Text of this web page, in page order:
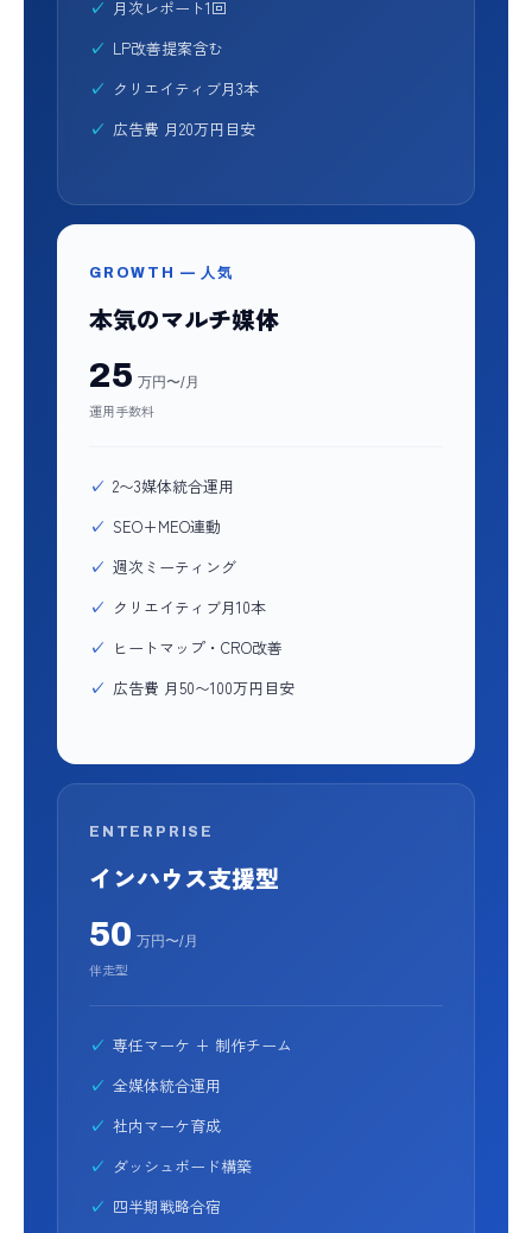
月次レポート1回
LP改善提案含む
クリエイティブ月3本
広告費 月20万円目安
GROWTH — 人気
本気のマルチ媒体
25 万円〜/月
運用手数料
2〜3媒体統合運用
SEO+MEO連動
週次ミーティング
クリエイティブ月10本
ヒートマップ・CRO改善
広告費 月50〜100万円目安
ENTERPRISE
インハウス支援型
50 万円〜/月
伴走型
専任マーケ + 制作チーム
全媒体統合運用
社内マーケ育成
ダッシュボード構築
四半期戦略合宿